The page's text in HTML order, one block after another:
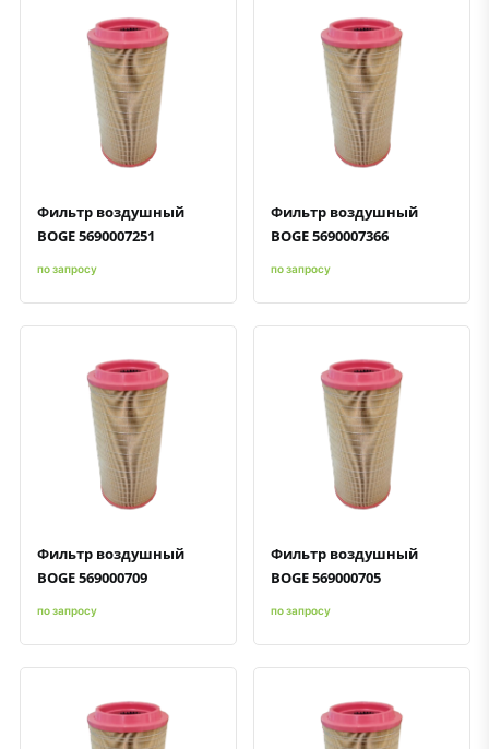
Быстрый просмотрДобавить к сравнению
Фильтр воздушный
BOGE 5690007251
по запросу
Быстрый просмотрДобавить к сравнению
Фильтр воздушный
BOGE 5690007366
по запросу
Быстрый просмотрДобавить к сравнению
Фильтр воздушный
BOGE 569000709
по запросу
Быстрый просмотрДобавить к сравнению
Фильтр воздушный
BOGE 569000705
по запросу